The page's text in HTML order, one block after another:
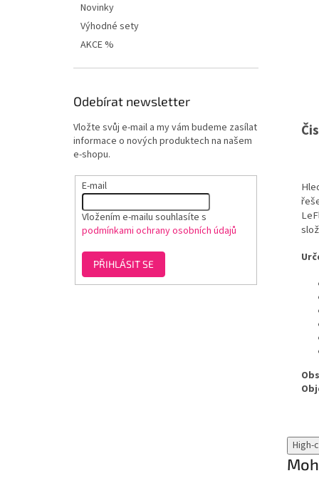
Novinky
Výhodné sety
AKCE %
Odebírat newsletter
Vložte svůj e-mail a my vám budeme zasílat
informace o nových produktech na našem
e-shopu.
E-mail
Vložením e-mailu souhlasíte s
podmínkami ochrany osobních údajů
PŘIHLÁSIT SE
High-